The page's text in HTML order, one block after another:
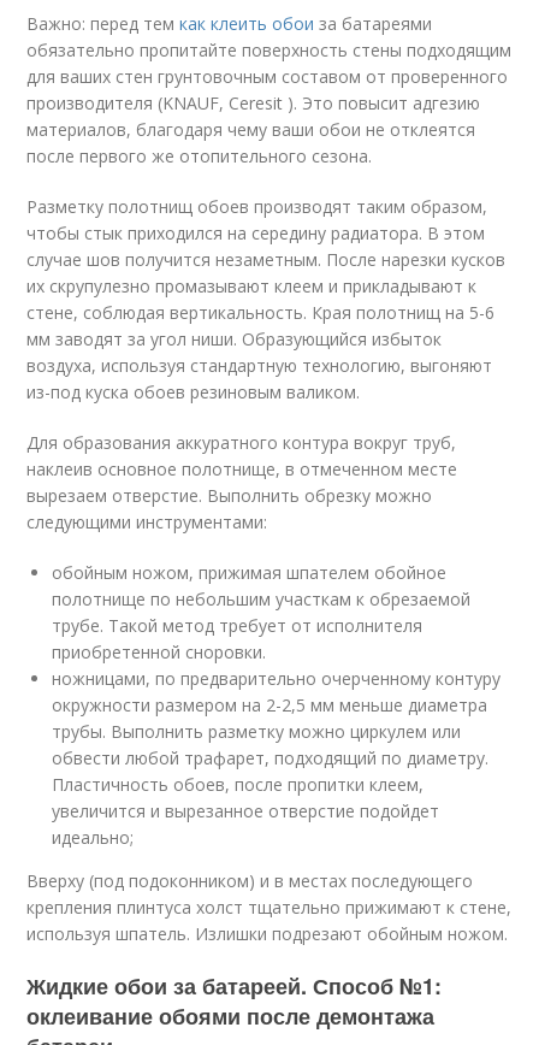
Важно: перед темкак клеить обои за батареями
обязательно пропитайте поверхность стены подходящим
для ваших стен грунтовочным составом от проверенного
производителя (KNAUF, Ceresit ). Это повысит адгезию
материалов, благодаря чему ваши обои не отклеятся
после первого же отопительного сезона.
Разметку полотнищ обоев производят таким образом,
чтобы стык приходился на середину радиатора. В этом
случае шов получится незаметным. После нарезки кусков
их скрупулезно промазывают клеем и прикладывают к
стене, соблюдая вертикальность. Края полотнищ на 5-6
мм заводят за угол ниши. Образующийся избыток
воздуха, используя стандартную технологию, выгоняют
из-под куска обоев резиновым валиком.
Для образования аккуратного контура вокруг труб,
наклеив основное полотнище, в отмеченном месте
вырезаем отверстие. Выполнить обрезку можно
следующими инструментами:
обойным ножом, прижимая шпателем обойное
полотнище по небольшим участкам к обрезаемой
трубе. Такой метод требует от исполнителя
приобретенной сноровки.
ножницами, по предварительно очерченному контуру
окружности размером на 2-2,5 мм меньше диаметра
трубы. Выполнить разметку можно циркулем или
обвести любой трафарет, подходящий по диаметру.
Пластичность обоев, после пропитки клеем,
увеличится и вырезанное отверстие подойдет
идеально;
Вверху (под подоконником) и в местах последующего
крепления плинтуса холст тщательно прижимают к стене,
используя шпатель. Излишки подрезают обойным ножом.
Жидкие обои за батареей. Способ №1:
оклеивание обоями после демонтажа